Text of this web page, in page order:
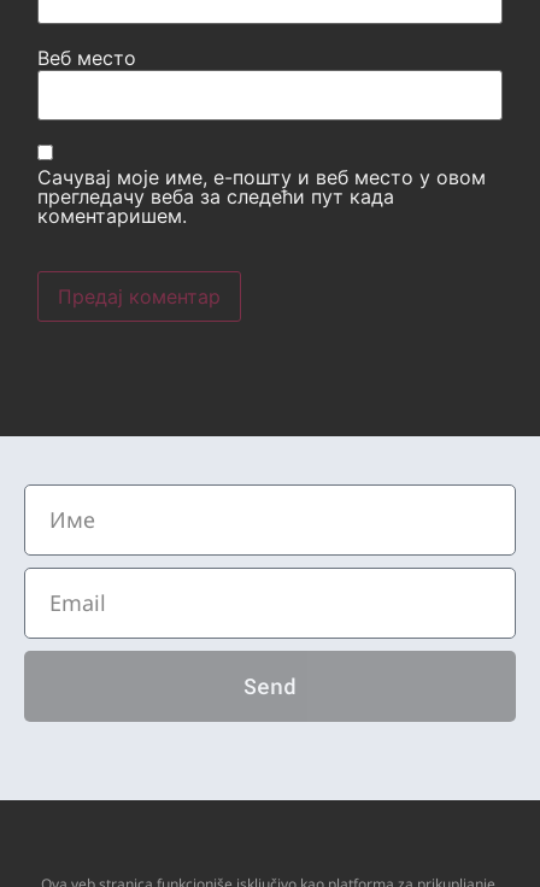
Веб место
Сачувај моје име, е-пошту и веб место у овом
прегледачу веба за следећи пут када
коментаришем.
Send